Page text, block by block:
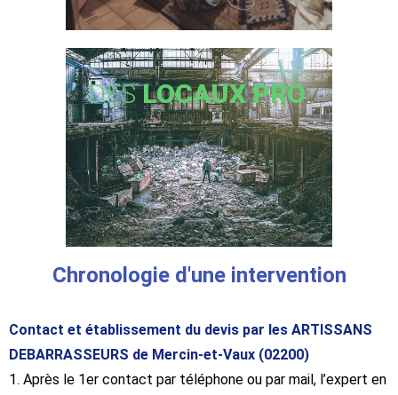
DESLOCAUX PRO
Chronologie d'une intervention
Contact et établissement du devis par les ARTISSANS
DEBARRASSEURS de Mercin-et-Vaux (02200)
1. Après le 1er contact par téléphone ou par mail, l’expert en